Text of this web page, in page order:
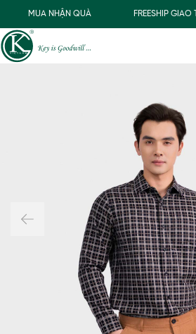
MUA NHẬN QUÀ FREESHIP